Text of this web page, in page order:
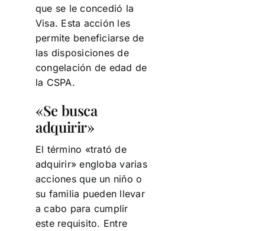
que se le concedió la
Visa. Esta acción les
permite beneficiarse de
las disposiciones de
congelación de edad de
la CSPA.
«Se busca
adquirir»
El término «trató de
adquirir» engloba varias
acciones que un niño o
su familia pueden llevar
a cabo para cumplir
este requisito. Entre